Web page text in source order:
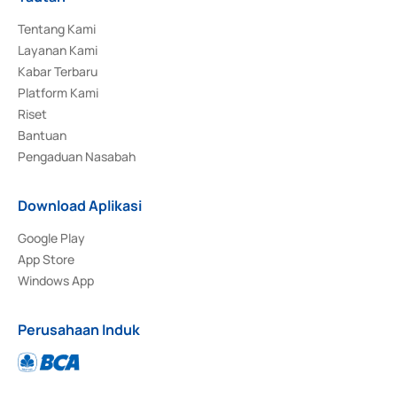
Tentang Kami
Layanan Kami
Kabar Terbaru
Platform Kami
Riset
Bantuan
Pengaduan Nasabah
Download Aplikasi
Google Play
App Store
Windows App
Perusahaan Induk